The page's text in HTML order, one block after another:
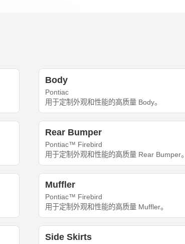
Body
Pontiac
用于定制外观和性能的高质量 Body。
Rear Bumper
Pontiac™ Firebird
用于定制外观和性能的高质量 Rear Bumper。
Muffler
Pontiac™ Firebird
用于定制外观和性能的高质量 Muffler。
Side Skirts